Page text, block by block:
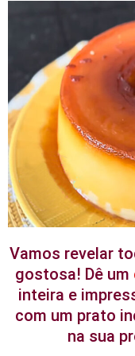
Vamos revelar
gostosa! Dê um
inteira e
com um prato
na sua